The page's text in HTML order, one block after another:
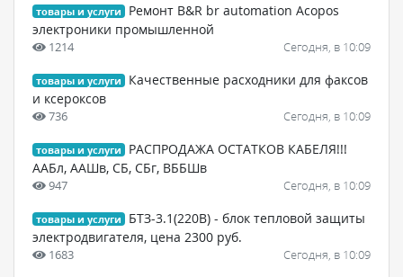
товары и услуги
Ремонт B&R br automation Acopos
электроники промышленной
1214 Сегодня, в 10:09
товары и услуги
Качественные расходники для факсов
и ксероксов
736 Сегодня, в 10:09
товары и услуги
РАСПРОДАЖА ОСТАТКОВ КАБЕЛЯ!!!
ААБл, ААШв, СБ, СБг, ВББШв
947 Сегодня, в 10:09
товары и услуги
БТЗ-3.1(220В) - блок тепловой защиты
электродвигателя, цена 2300 руб.
1683 Сегодня, в 10:09